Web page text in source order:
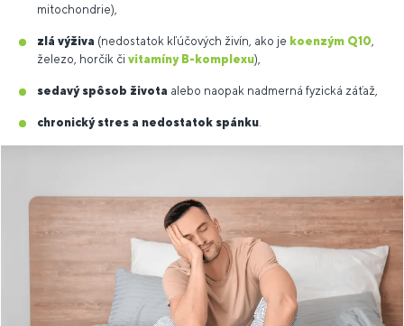
mitochondrie),
zlá výživa (nedostatok kľúčových živín, ako je koenzým Q10,
železo, horčík či vitamíny B-komplexu),
sedavý spôsob života alebo naopak nadmerná fyzická záťaž,
chronický stres a nedostatok spánku.